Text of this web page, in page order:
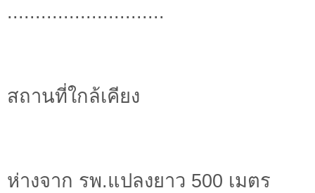
............................
สถานที่ใกล้เคียง
ห่างจาก รพ.แปลงยาว 500 เมตร